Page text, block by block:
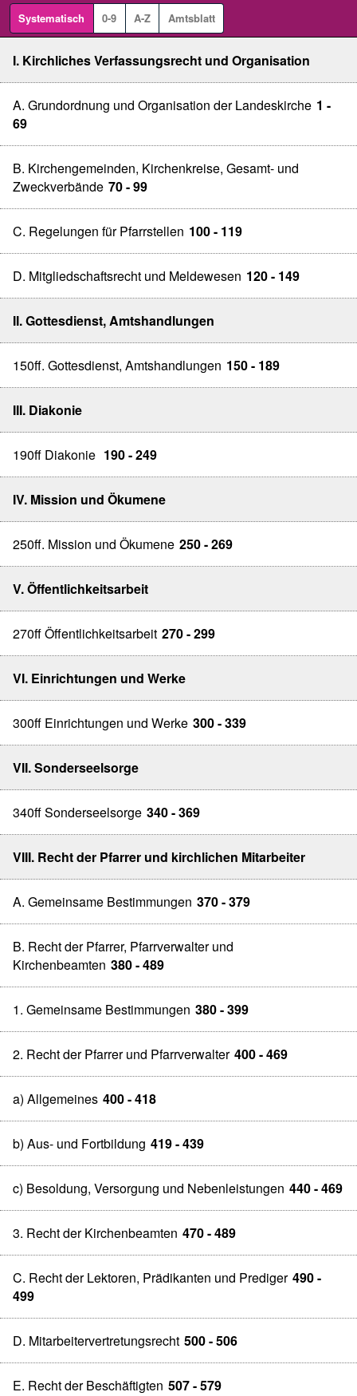
Systematisch 0-9 A-Z Amtsblatt
I. Kirchliches Verfassungsrecht und Organisation
A. Grundordnung und Organisation der Landeskirche 1 -
69
B. Kirchengemeinden, Kirchenkreise, Gesamt- und
Zweckverbände 70 - 99
C. Regelungen für Pfarrstellen 100 - 119
D. Mitgliedschaftsrecht und Meldewesen 120 - 149
II. Gottesdienst, Amtshandlungen
150ff. Gottesdienst, Amtshandlungen 150 - 189
III. Diakonie
190ff Diakonie 190 - 249
IV. Mission und Ökumene
250ff. Mission und Ökumene 250 - 269
V. Öffentlichkeitsarbeit
270ff Öffentlichkeitsarbeit 270 - 299
VI. Einrichtungen und Werke
300ff Einrichtungen und Werke 300 - 339
VII. Sonderseelsorge
340ff Sonderseelsorge 340 - 369
VIII. Recht der Pfarrer und kirchlichen Mitarbeiter
A. Gemeinsame Bestimmungen 370 - 379
B. Recht der Pfarrer, Pfarrverwalter und
Kirchenbeamten 380 - 489
1. Gemeinsame Bestimmungen 380 - 399
2. Recht der Pfarrer und Pfarrverwalter 400 - 469
a) Allgemeines 400 - 418
b) Aus- und Fortbildung 419 - 439
c) Besoldung, Versorgung und Nebenleistungen 440 - 469
3. Recht der Kirchenbeamten 470 - 489
C. Recht der Lektoren, Prädikanten und Prediger 490 -
499
D. Mitarbeitervertretungsrecht 500 - 506
E. Recht der Beschäftigten 507 - 579